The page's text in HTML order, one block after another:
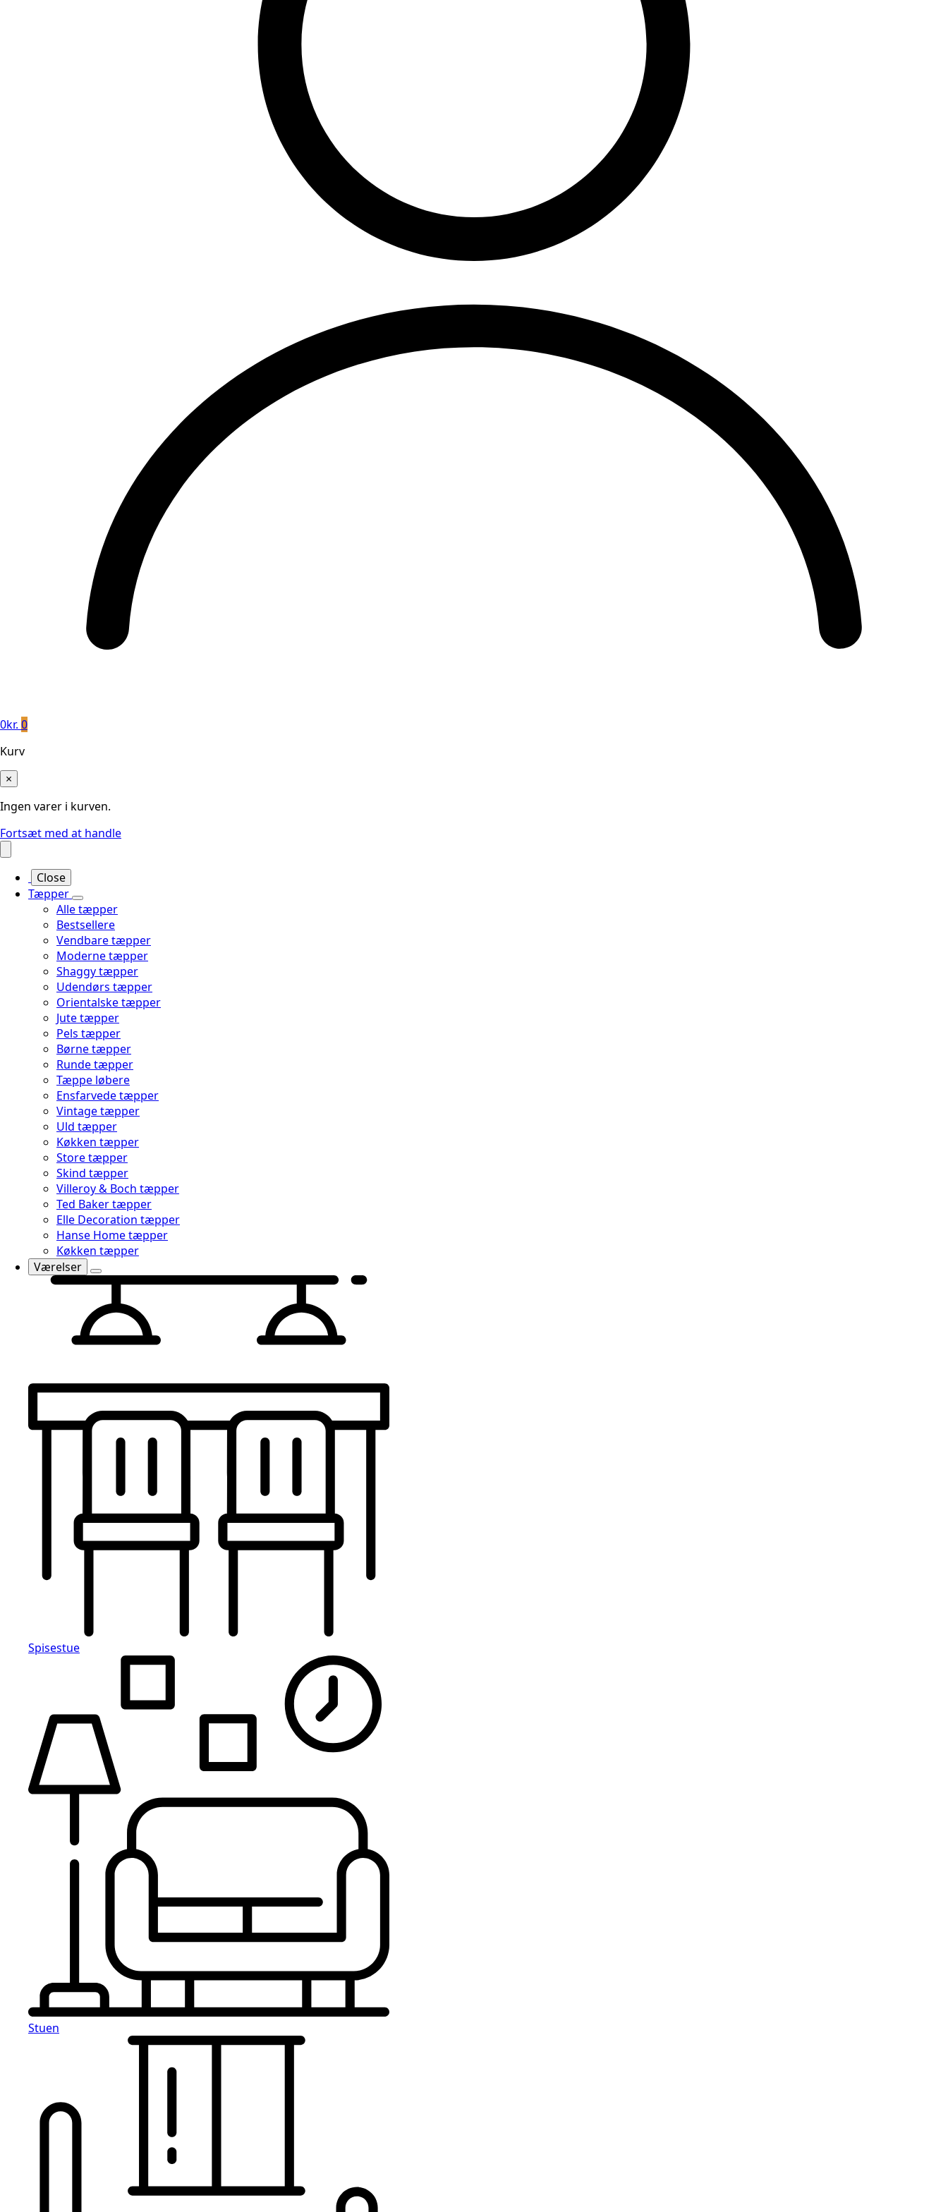
0kr. 0
Kurv
×
Ingen varer i kurven.
Fortsæt med at handle
Close
Tæpper
Alle tæpper
Bestsellere
Vendbare tæpper
Moderne tæpper
Shaggy tæpper
Udendørs tæpper
Orientalske tæpper
Jute tæpper
Pels tæpper
Børne tæpper
Runde tæpper
Tæppe løbere
Ensfarvede tæpper
Vintage tæpper
Uld tæpper
Køkken tæpper
Store tæpper
Skind tæpper
Villeroy & Boch tæpper
Ted Baker tæpper
Elle Decoration tæpper
Hanse Home tæpper
Køkken tæpper
Værelser
Spisestue
Stuen